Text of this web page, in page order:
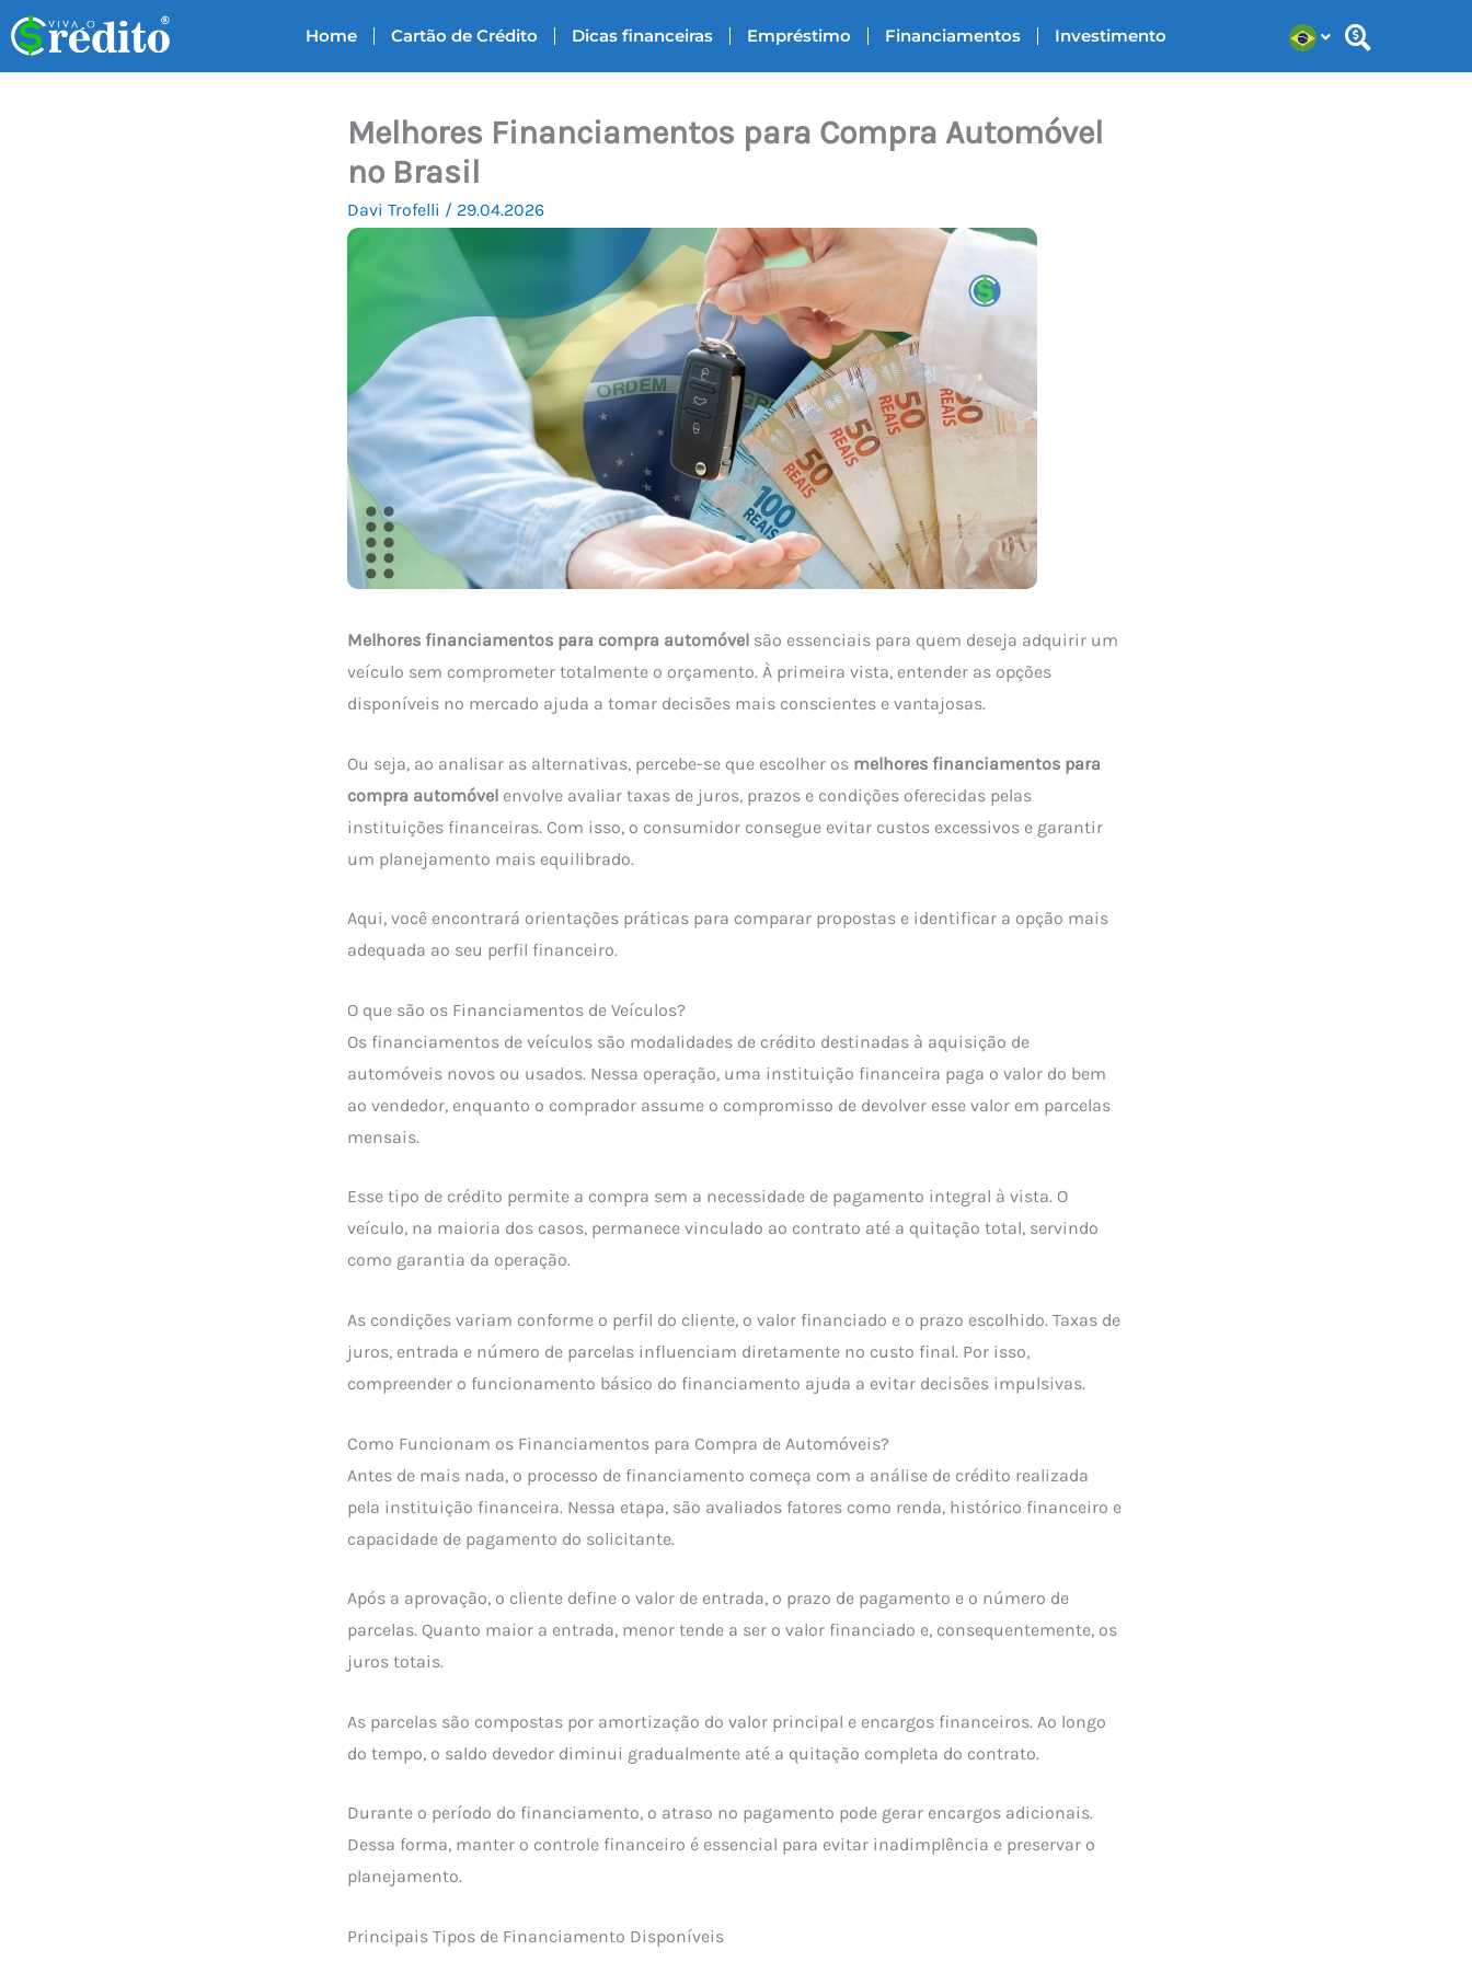
para
o
Home Cartão de Crédito Dicas financeiras Empréstimo Financiamentos Investimento
Melhores Financiamentos para Compra Automóvel
no Brasil
Davi Trofelli / 29.04.2026
Melhores financiamentos para compra automóvel são essenciais para quem deseja adquirir um
veículo sem comprometer totalmente o orçamento. À primeira vista, entender as opções
disponíveis no mercado ajuda a tomar decisões mais conscientes e vantajosas.
Ou seja, ao analisar as alternativas, percebe-se que escolher os melhores financiamentos para
compra automóvel envolve avaliar taxas de juros, prazos e condições oferecidas pelas
instituições financeiras. Com isso, o consumidor consegue evitar custos excessivos e garantir
um planejamento mais equilibrado.
Aqui, você encontrará orientações práticas para comparar propostas e identificar a opção mais
adequada ao seu perfil financeiro.
O que são os Financiamentos de Veículos?
Os financiamentos de veículos são modalidades de crédito destinadas à aquisição de
automóveis novos ou usados. Nessa operação, uma instituição financeira paga o valor do bem
ao vendedor, enquanto o comprador assume o compromisso de devolver esse valor em parcelas
mensais.
Esse tipo de crédito permite a compra sem a necessidade de pagamento integral à vista. O
veículo, na maioria dos casos, permanece vinculado ao contrato até a quitação total, servindo
como garantia da operação.
As condições variam conforme o perfil do cliente, o valor financiado e o prazo escolhido. Taxas de
juros, entrada e número de parcelas influenciam diretamente no custo final. Por isso,
compreender o funcionamento básico do financiamento ajuda a evitar decisões impulsivas.
Como Funcionam os Financiamentos para Compra de Automóveis?
Antes de mais nada, o processo de financiamento começa com a análise de crédito realizada
pela instituição financeira. Nessa etapa, são avaliados fatores como renda, histórico financeiro e
capacidade de pagamento do solicitante.
Após a aprovação, o cliente define o valor de entrada, o prazo de pagamento e o número de
parcelas. Quanto maior a entrada, menor tende a ser o valor financiado e, consequentemente, os
juros totais.
As parcelas são compostas por amortização do valor principal e encargos financeiros. Ao longo
do tempo, o saldo devedor diminui gradualmente até a quitação completa do contrato.
Durante o período do financiamento, o atraso no pagamento pode gerar encargos adicionais.
Dessa forma, manter o controle financeiro é essencial para evitar inadimplência e preservar o
planejamento.
Principais Tipos de Financiamento Disponíveis